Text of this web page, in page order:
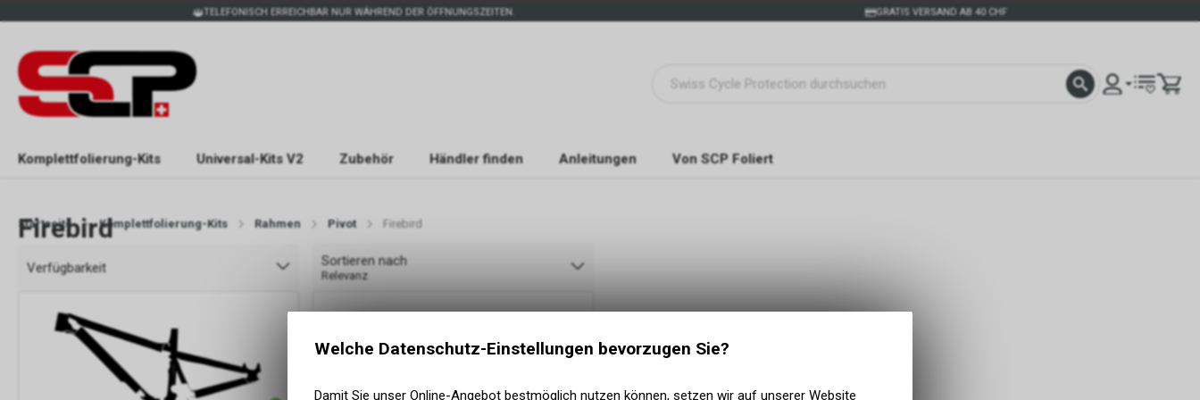
TELEFONISCH ERREICHBAR NUR WÄHREND DER ÖFFNUNGSZEITEN. GRATIS VERSAND AB 40 CHF
Komplettfolierung-Kits Universal-Kits V2 Zubehör Händler finden Anleitungen Von SCP Foliert
Startseite Komplettfolierung-Kits Rahmen Pivot Firebird
Firebird
Verfügbarkeit Sortieren nach
Relevanz
Welche Datenschutz-Einstellungen bevorzugen Sie?
Damit Sie unser Online-Angebot bestmöglich nutzen können, setzen wir auf unserer Website